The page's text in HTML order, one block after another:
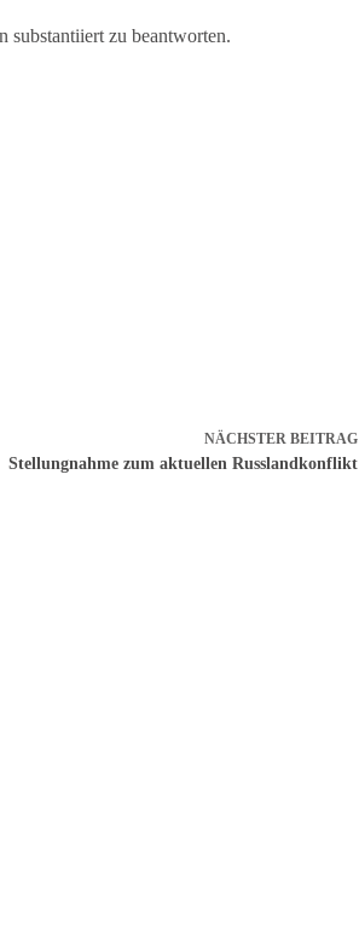
substantiiert zu beantworten.
NÄCHSTER BEITRAG
Stellungnahme zum aktuellen Russlandkonflikt